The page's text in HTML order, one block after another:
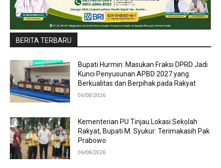
BERITA TERBARU
Bupati Hurmin: Masukan Fraksi DPRD Jadi
Kunci Penyusunan APBD 2027 yang
Berkualitas dan Berpihak pada Rakyat
06/08/2026
Kementerian PU Tinjau Lokasi Sekolah
Rakyat, Bupati M. Syukur: Terimakasih Pak
Prabowo
06/08/2026